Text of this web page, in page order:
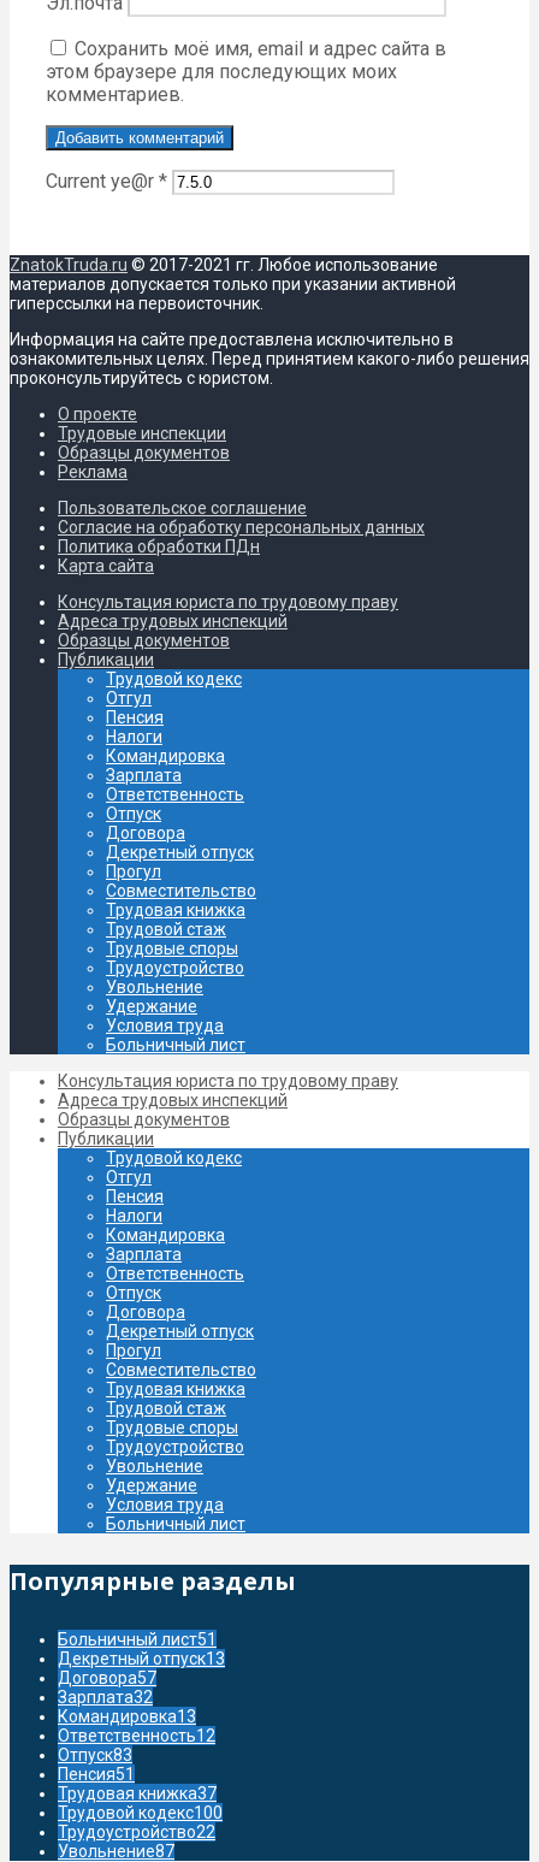
Сохранить моё имя, email и адрес сайта в
этом браузере для последующих моих
комментариев.
Current ye@r *
ZnatokTruda.ru © 2017-2021 гг. Любое использование
материалов допускается только при указании активной
гиперссылки на первоисточник.
Информация на сайте предоставлена исключительно в
ознакомительных целях. Перед принятием какого-либо решения
проконсультируйтесь с юристом.
О проекте
Трудовые инспекции
Образцы документов
Реклама
Пользовательское соглашение
Согласие на обработку персональных данных
Политика обработки ПДн
Карта сайта
Консультация юриста по трудовому праву
Адреса трудовых инспекций
Образцы документов
Публикации
Трудовой кодекс
Отгул
Пенсия
Налоги
Командировка
Зарплата
Ответственность
Отпуск
Договора
Декретный отпуск
Прогул
Совместительство
Трудовая книжка
Трудовой стаж
Трудовые споры
Трудоустройство
Увольнение
Удержание
Условия труда
Больничный лист
Консультация юриста по трудовому праву
Адреса трудовых инспекций
Образцы документов
Публикации
Трудовой кодекс
Отгул
Пенсия
Налоги
Командировка
Зарплата
Ответственность
Отпуск
Договора
Декретный отпуск
Прогул
Совместительство
Трудовая книжка
Трудовой стаж
Трудовые споры
Трудоустройство
Увольнение
Удержание
Условия труда
Больничный лист
Популярные разделы
Больничный лист51
Декретный отпуск13
Договора57
Зарплата32
Командировка13
Ответственность12
Отпуск83
Пенсия51
Трудовая книжка37
Трудовой кодекс100
Трудоустройство22
Увольнение87